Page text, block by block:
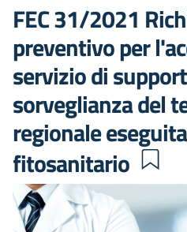
FEC 31/2021
preventivo per
servizio di
sorveglianza del
regionale
fitosanitario